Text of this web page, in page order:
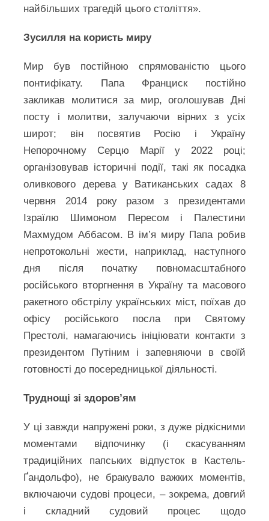
найбільших трагедій цього століття».
Зусилля на користь миру
Мир був постійною спрямованістю цього
понтифікату. Папа Франциск постійно
закликав молитися за мир, оголошував Дні
посту і молитви, залучаючи вірних з усіх
широт; він посвятив Росію і Україну
Непорочному Серцю Марії у 2022 році;
організовував історичні події, такі як посадка
оливкового дерева у Ватиканських садах 8
червня 2014 року разом з президентами
Ізраїлю Шимоном Пересом і Палестини
Махмудом Аббасом. В ім’я миру Папа робив
непротокольні жести, наприклад, наступного
дня після початку повномасштабного
російського вторгнення в Україну та масового
ракетного обстрілу українських міст, поїхав до
офісу російського посла при Святому
Престолі, намагаючись ініціювати контакти з
президентом Путіним і запевняючи в своїй
готовності до посередницької діяльності.
Труднощі зі здоров’ям
У ці завжди напружені роки, з дуже рідкісними
моментами відпочинку (і скасуванням
традиційних папських відпусток в Кастель-
Ґандольфо), не бракувало важких моментів,
включаючи судові процеси, – зокрема, довгий
і складний судовий процес щодо